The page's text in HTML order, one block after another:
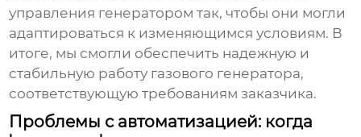
управления генератором так, чтобы они могли
адаптироваться к изменяющимся условиям. В
итоге, мы смогли обеспечить надежную и
стабильную работу газового генератора,
соответствующую требованиям заказчика.
Проблемы с автоматизацией: когда